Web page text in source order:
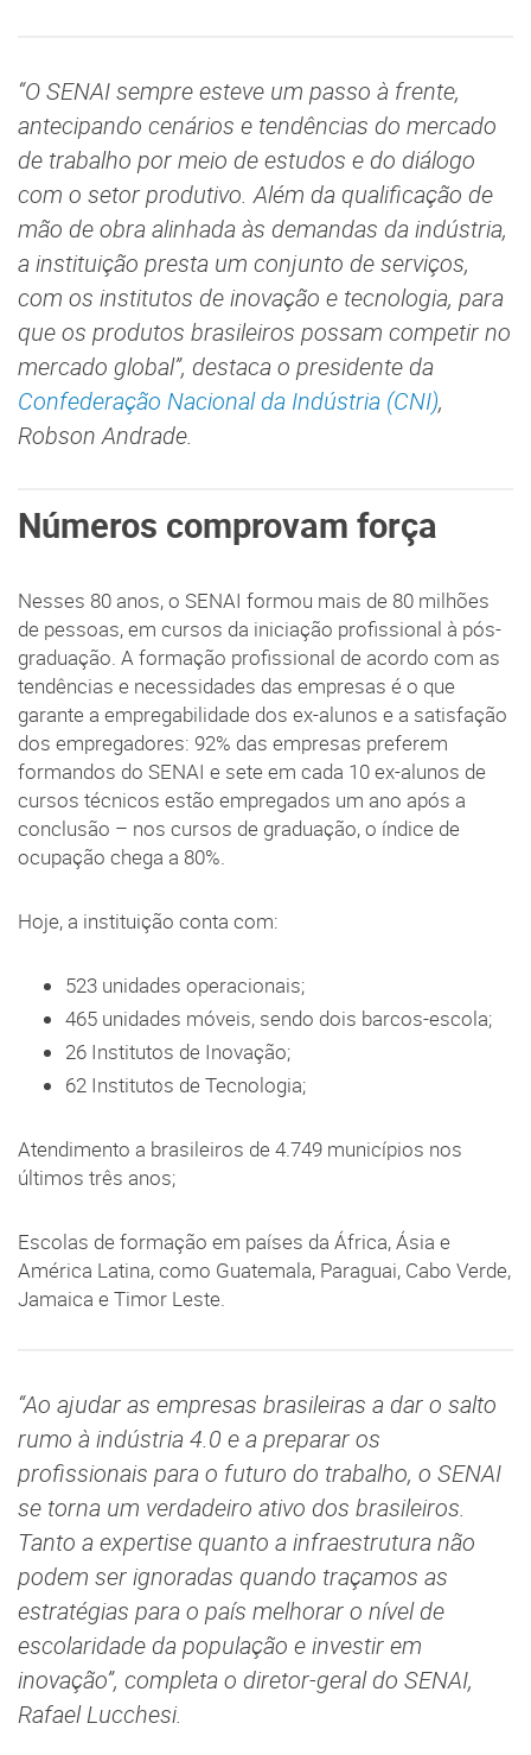
“O SENAI sempre esteve um passo à frente,
antecipando cenários e tendências do mercado
de trabalho por meio de estudos e do diálogo
com o setor produtivo. Além da qualificação de
mão de obra alinhada às demandas da indústria,
a instituição presta um conjunto de serviços,
com os institutos de inovação e tecnologia, para
que os produtos brasileiros possam competir no
mercado global”, destaca o presidente da
Confederação Nacional da Indústria (CNI),
Robson Andrade.
Números comprovam força
Nesses 80 anos, o SENAI formou mais de 80 milhões
de pessoas, em cursos da iniciação profissional à pós-
graduação. A formação profissional de acordo com as
tendências e necessidades das empresas é o que
garante a empregabilidade dos ex-alunos e a satisfação
dos empregadores: 92% das empresas preferem
formandos do SENAI e sete em cada 10 ex-alunos de
cursos técnicos estão empregados um ano após a
conclusão – nos cursos de graduação, o índice de
ocupação chega a 80%.
Hoje, a instituição conta com:
523 unidades operacionais;
465 unidades móveis, sendo dois barcos-escola;
26 Institutos de Inovação;
62 Institutos de Tecnologia;
Atendimento a brasileiros de 4.749 municípios nos
últimos três anos;
Escolas de formação em países da África, Ásia e
América Latina, como Guatemala, Paraguai, Cabo Verde,
Jamaica e Timor Leste.
“Ao ajudar as empresas brasileiras a dar o salto
rumo à indústria 4.0 e a preparar os
profissionais para o futuro do trabalho, o SENAI
se torna um verdadeiro ativo dos brasileiros.
Tanto a expertise quanto a infraestrutura não
podem ser ignoradas quando traçamos as
estratégias para o país melhorar o nível de
escolaridade da população e investir em
inovação”, completa o diretor-geral do SENAI,
Rafael Lucchesi.